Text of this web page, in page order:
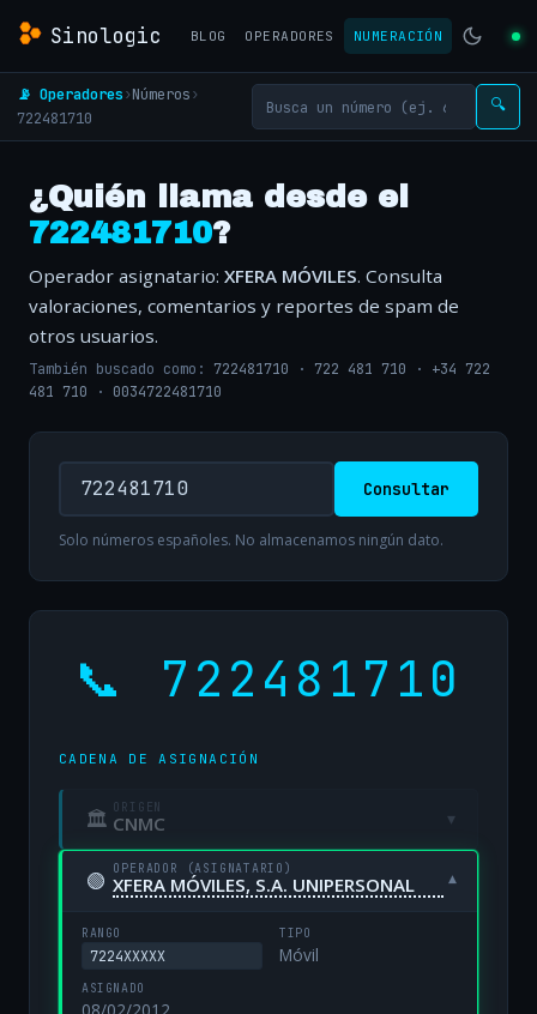
Sinologic BLOG OPERADORES NUMERACIÓN
📡 Operadores›Números›
722481710
🔍
¿Quién llama desde el
722481710?
Operador asignatario: XFERA MÓVILES. Consulta
valoraciones, comentarios y reportes de spam de
otros usuarios.
También buscado como: 722481710 · 722 481 710 · +34 722
481 710 · 0034722481710
Consultar
Solo números españoles. No almacenamos ningún dato.
📞 722481710
CADENA DE ASIGNACIÓN
🏛 ORIGEN
CNMC ▾
🟢 OPERADOR (ASIGNATARIO)
XFERA MÓVILES, S.A. UNIPERSONAL ▾
RANGO
7224XXXXX
TIPO
Móvil
ASIGNADO